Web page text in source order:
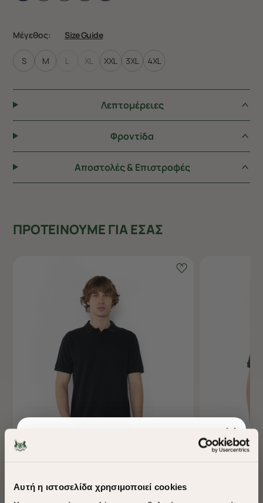
Αυτή η ιστοσελίδα χρησιμοποιεί cookies
Μέγεθος: Size Guide
S M L XL XXL 3XL 4XL
Λεπτομέρειες
Φροντiδα
Αποστολές & Επιστροφές
ΠΡΟΤΕΙΝΟΥΜΕ ΓΙΑ ΕΣΑΣ
ΜΠΛΟΥΖΑ POLO PIQUE REGULAR FIT